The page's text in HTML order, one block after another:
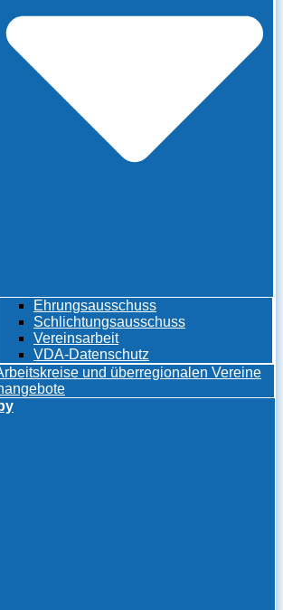
Ehrungsausschuss
Schlichtungsausschuss
Vereinsarbeit
VDA-Datenschutz
und überregionalen Vereine